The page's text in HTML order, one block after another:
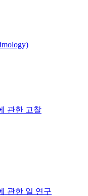
관한 고찰
관한 일 연구